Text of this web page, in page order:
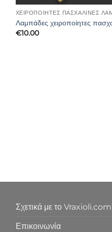
ΧΕΙΡΟΠΟΙΗΤΕΣ ΠΑΣΧΑΛΙΝΕΣ
Λαμπάδες χειροποίητες
€10.00
Σχετικά με το Vraxioli.com
Επικοινωνία